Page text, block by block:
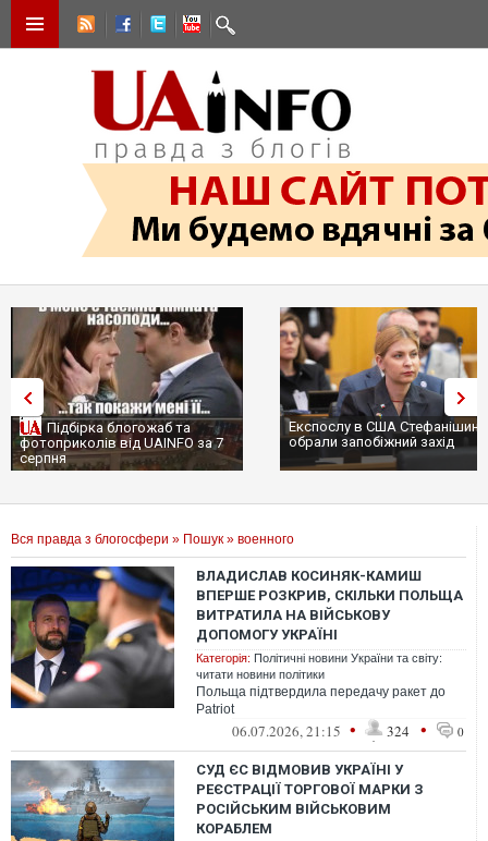
Підбірка блогожаб та
фотоприколів від UAINFO за 7
серпня
Експослу в США
обрали запобіжний захід
Вся правда з блогосфери » Пошук » военного
ВЛАДИСЛАВ КОСИНЯК-КАМИШ
ВПЕРШЕ РОЗКРИВ, СКІЛЬКИ ПОЛЬЩА
ВИТРАТИЛА НА ВІЙСЬКОВУ
ДОПОМОГУ УКРАЇНІ
Категорія: Політичні новини України та світу:
читати новини політики
Польща підтвердила передачу ракет до
Patriot
06.07.2026, 21:15 • 324 • 0
СУД ЄС ВІДМОВИВ УКРАЇНІ У
РЕЄСТРАЦІЇ ТОРГОВОЇ МАРКИ З
РОСІЙСЬКИМ ВІЙСЬКОВИМ
КОРАБЛЕМ